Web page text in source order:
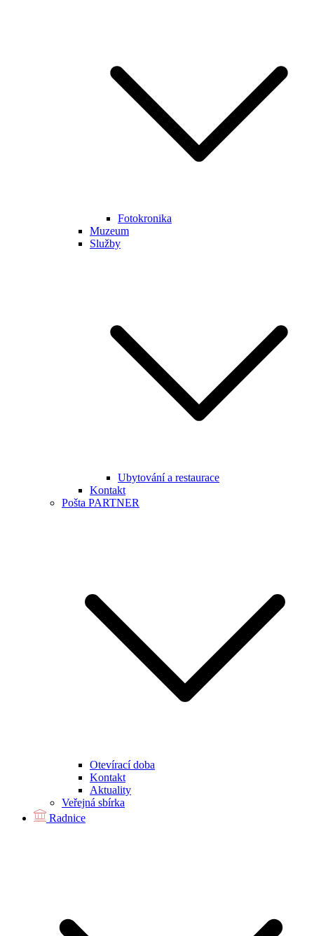
Fotokronika
Muzeum
Služby
Ubytování a restaurace
Kontakt
Pošta PARTNER
Otevírací doba
Kontakt
Aktuality
Veřejná sbírka
Radnice